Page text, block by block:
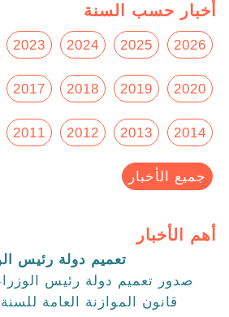
أخبار حسب السنة
2026
2025
2024
2023
2020
2019
2018
2017
2014
2013
2012
2011
جميع الأخبار
أهم الأخبار
تعميم دولة رئيس
صدور تعميم دولة رئيس
قانون الموازنة العامة للسنة